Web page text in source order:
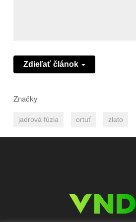
Zdieľať článok
Značky
jadrová fúzia ortuť zlato